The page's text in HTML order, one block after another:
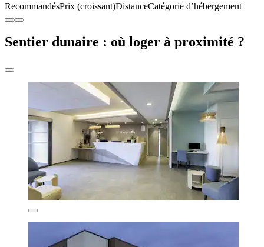
RecommandésPrix (croissant)DistanceCatégorie d’hébergement
Sentier dunaire : où loger à proximité ?